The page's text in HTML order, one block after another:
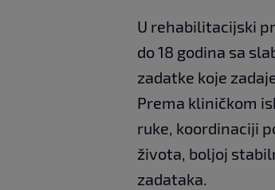
U rehabilitacijski
do 18 godina sa
zadatke koje
Prema kliničkom
ruke, koordinaciji
života, boljoj
zadataka.